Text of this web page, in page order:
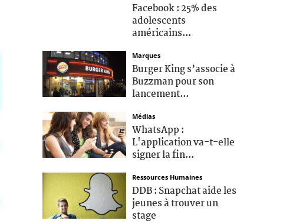
Facebook : 25% des
adolescents
américains...
Marques
Burger King s’associe à
Buzzman pour son
lancement...
Médias
WhatsApp :
L'application va-t-elle
signer la fin...
Ressources Humaines
DDB : Snapchat aide les
jeunes à trouver un
stage